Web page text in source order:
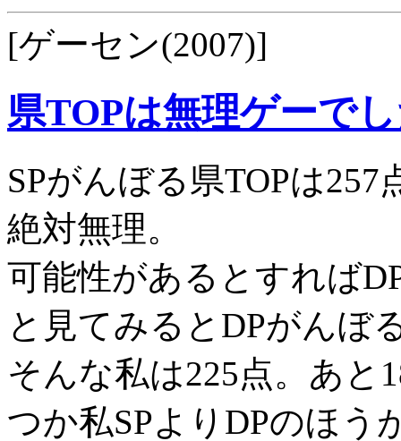
[ゲーセン(2007)]
県TOPは無理ゲーで
SPがんぼる県TOPは
絶対無理。
可能性があるとすれば
と見てみるとDPがんぼ
そんな私は225点。あと
つか私SPよりDPのほう